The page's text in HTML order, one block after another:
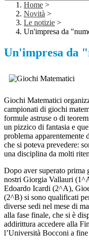
Home >
Novità >
Le notizie >
Un'impresa da
Un'impresa da
Giochi Matematici
campionati di giochi
formule astruse o di
un pizzico di fantasia e
problema
che si poteva prevedere:
una disciplina da molti
Dopo aver superato
nostri Giorgia Vallauri
Edoardo Icardi (2^A),
(2^B) si sono qualificati
diverse sedi nel mese di
alla fase finale, che si è
addirittura accedere alla
l’Università Bocconi a